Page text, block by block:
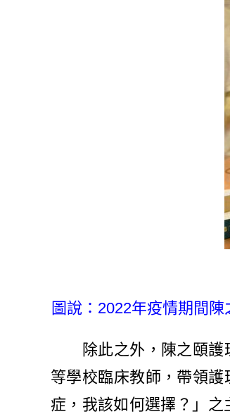
圖說：2022年疫情期間
除此之外，陳之頤護理
等學校臨床教師，帶領
症，我該如何選擇？」